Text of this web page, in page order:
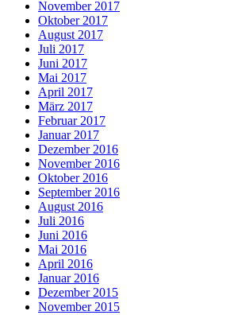
November 2017
Oktober 2017
August 2017
Juli 2017
Juni 2017
Mai 2017
April 2017
März 2017
Februar 2017
Januar 2017
Dezember 2016
November 2016
Oktober 2016
September 2016
August 2016
Juli 2016
Juni 2016
Mai 2016
April 2016
Januar 2016
Dezember 2015
November 2015